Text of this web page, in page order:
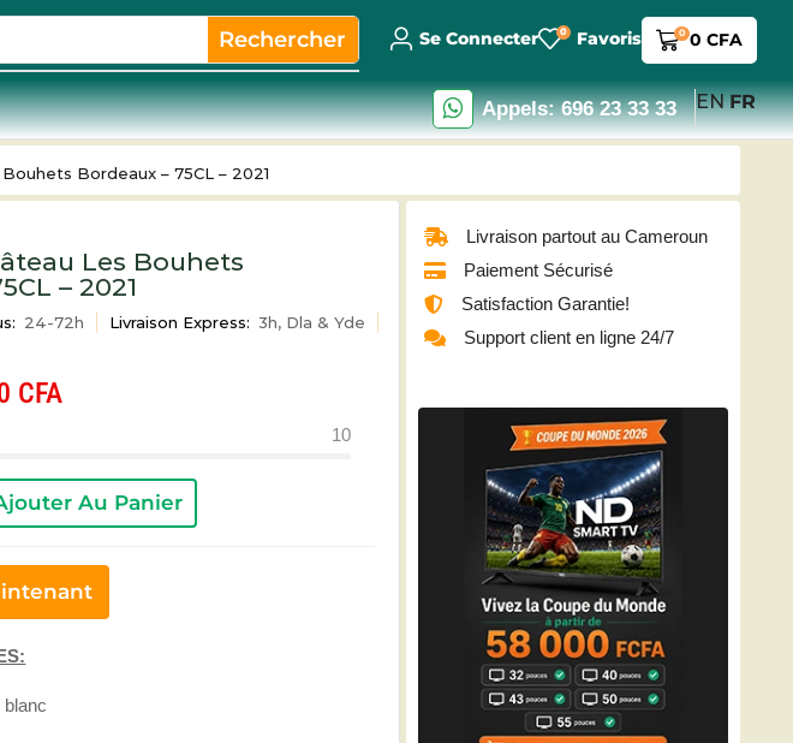
Rechercher Se Connecter 0 Favoris 0 0 CFA
Appels: 696 23 33 33 EN FR
Bordeaux – 75CL – 2021
Les Bouhets
– 2021
24-72h Livraison Express: 3h, Dla & Yde
CFA
10
Au Panier
blanc
Livraison partout au Cameroun
Paiement Sécurisé
Satisfaction Garantie!
Support client en ligne 24/7